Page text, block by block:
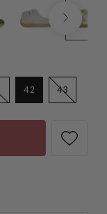
42 43